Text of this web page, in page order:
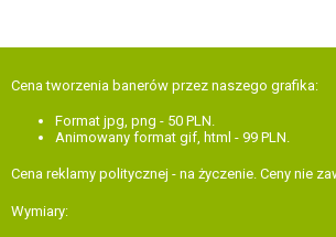
Cenatworzenia banerów przez naszego grafika:
Format jpg, png - 50 PLN.
Animowany format gif, html - 99 PLN.
Cena reklamy politycznej - na życzenie. Ceny nie
Wymiary: